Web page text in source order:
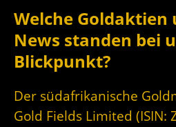
Welche Goldaktien
News standen bei
Blickpunkt?
Der südafrikanische
Gold Fields Limited (ISIN: